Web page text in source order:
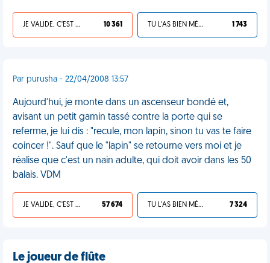
JE VALIDE, C'EST UNE VDM 10 361 TU L'AS BIEN MÉRITÉ 1 743
Par purusha - 22/04/2008 13:57
Aujourd'hui, je monte dans un ascenseur bondé et,
avisant un petit gamin tassé contre la porte qui se
referme, je lui dis : "recule, mon lapin, sinon tu vas te faire
coincer !". Sauf que le "lapin" se retourne vers moi et je
réalise que c'est un nain adulte, qui doit avoir dans les 50
balais. VDM
JE VALIDE, C'EST UNE VDM 57 674 TU L'AS BIEN MÉRITÉ 7 324
Le joueur de flûte